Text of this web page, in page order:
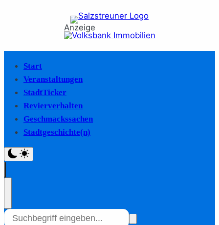
Anzeige
Start
Veranstaltungen
StadtTicker
Revierverhalten
Geschmackssachen
Stadtgeschichte(n)